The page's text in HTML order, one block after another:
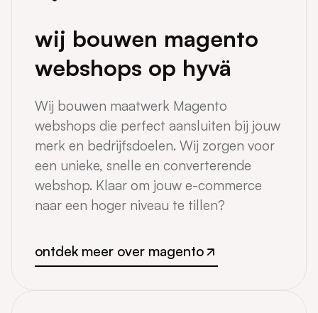
wij bouwen magento
webshops op hyvä
Wij bouwen maatwerk Magento
webshops die perfect aansluiten bij jouw
merk en bedrijfsdoelen. Wij zorgen voor
een unieke, snelle en converterende
webshop. Klaar om jouw e-commerce
naar een hoger niveau te tillen?
ontdek meer over magento
ontdek meer over magento